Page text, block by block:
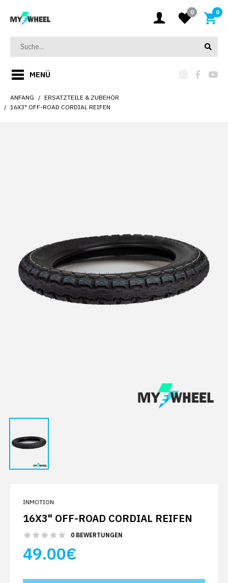
0 0
MENÜ
ANFANG
ERSATZTEILE & ZUBEHÖR
16X3" OFF-ROAD CORDIAL REIFEN
INMOTION
16X3" OFF-ROAD CORDIAL REIFEN
0 BEWERTUNGEN
49.00€